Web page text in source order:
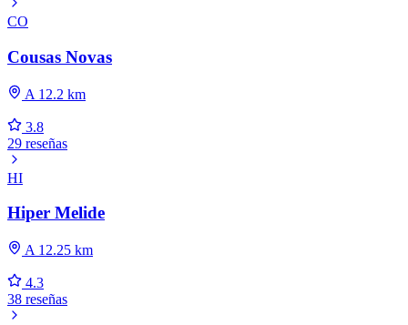
CO
Cousas Novas
A 12.2 km
3.8
29 reseñas
HI
Hiper Melide
A 12.25 km
4.3
38 reseñas